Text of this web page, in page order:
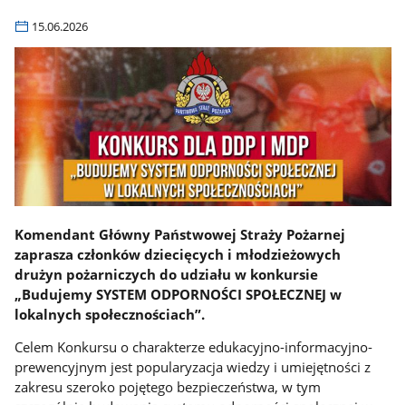
15.06.2026
Komendant Główny Państwowej Straży Pożarnej
zaprasza członków dziecięcych i młodzieżowych
drużyn pożarniczych do udziału w konkursie
„Budujemy SYSTEM ODPORNOŚCI SPOŁECZNEJ w
lokalnych społecznościach”.
Celem Konkursu o charakterze edukacyjno-informacyjno-
prewencyjnym jest popularyzacja wiedzy i umiejętności z
zakresu szeroko pojętego bezpieczeństwa, w tym